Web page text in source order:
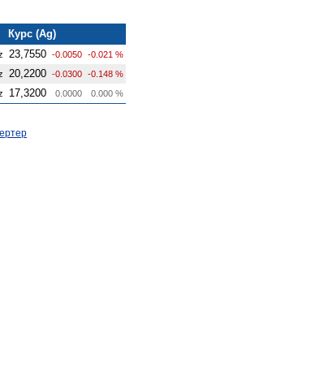
Курс (Ag)
23,7550 -0.0050 -0.021 %
20,2200 -0.0300 -0.148 %
17,3200 0.0000 0.000 %